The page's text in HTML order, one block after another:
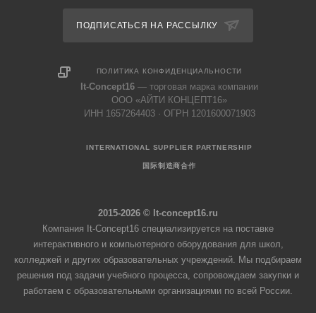
ПОДПИСАТЬСЯ НА РАССЫЛКУ
ПОЛИТИКА КОНФИДЕНЦИАЛЬНОСТИ
It-Concept16 — торговая марка компании
ООО «АЙТИ КОНЦЕПТ16»
ИНН 1657264403 · ОГРН 1201600071903
INTERNATIONAL SUPPLIER PARTNERSHIP
国际制造商合作
2015-2026 © It-concept16.ru
Компания It-Concept16 специализируется на поставке
интерактивного и компьютерного оборудования для школ,
колледжей и других образовательных учреждений. Мы подбираем
решения под задачи учебного процесса, сопровождаем закупки и
работаем с образовательными организациями по всей России.